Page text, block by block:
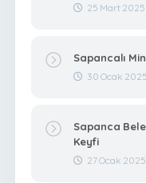
25 Mart 2025
Sapancalı
30 Ocak 2025
Sapanca
Keyfi
27 Ocak 2025